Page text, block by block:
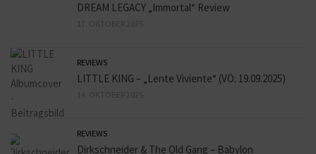
DREAM LEGACY „Immortal“ Review
REVIEWS
LITTLE KING – „Lente Viviente“ (VÖ: 19.09.2025)
REVIEWS
Dirkschneider & The Old Gang – Babylon